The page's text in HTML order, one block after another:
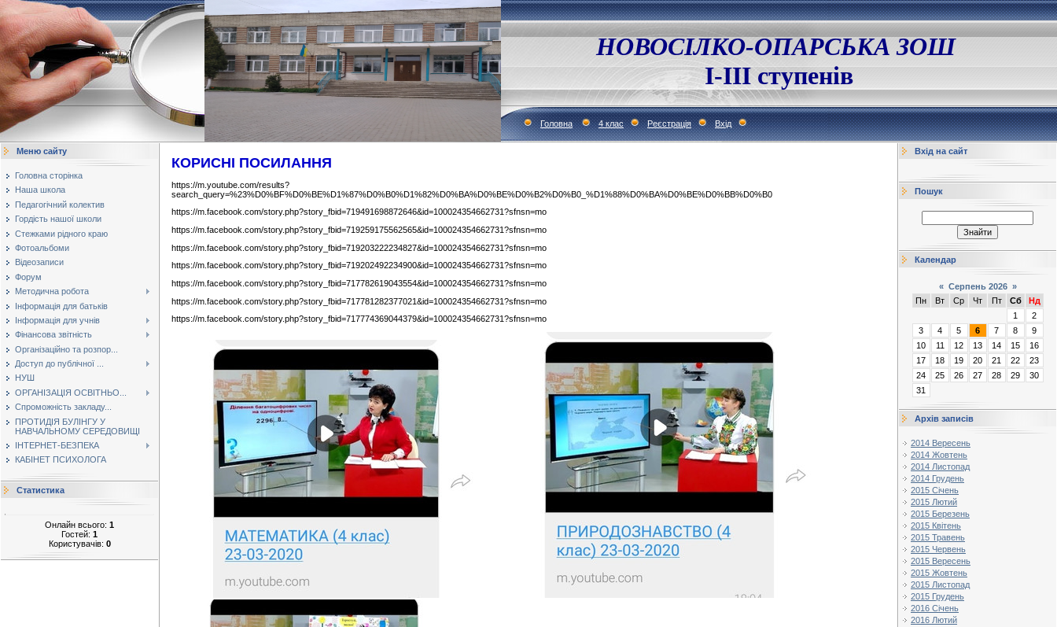
НОВОСІЛКО-ОПАРСЬКА ЗОШ
І-ІІІ ступенів
Головна 4 клас Реєстрація Вхід
Меню сайту
Головна сторінка
Наша школа
Педагогічний колектив
Гордість нашої школи
Стежками рідного краю
Фотоальбоми
Відеозаписи
Форум
Методична робота
Інформація для батьків
Інформація для учнів
Фінансова звітність
Організаційно та розпор...
Доступ до публічної ...
НУШ
ОРГАНІЗАЦІЯ ОСВІТНЬО...
Спроможність закладу...
ПРОТИДІЯ БУЛІНГУ У
НАВЧАЛЬНОМУ СЕРЕДОВИЩІ
ІНТЕРНЕТ-БЕЗПЕКА
КАБІНЕТ ПСИХОЛОГА
Статистика
Онлайн всього: 1
Гостей: 1
Користувачів: 0
​​​​​​КОРИСНІ ПОСИЛАННЯ
https://m.youtube.com/results?
search_query=%23%D0%BF%D0%BE%D1%87%D0%B0%D1%82%D0%BA%D0%BE%D0%B2%D0%B0_%D1%88%D0%BA%D0%BE%D0%BB%D0%B0
https://m.facebook.com/story.php?story_fbid=719491698872646&id=100024354662731?sfnsn=mo
https://m.facebook.com/story.php?story_fbid=719259175562565&id=100024354662731?sfnsn=mo
https://m.facebook.com/story.php?story_fbid=719203222234827&id=100024354662731?sfnsn=mo
https://m.facebook.com/story.php?story_fbid=719202492234900&id=100024354662731?sfnsn=mo
https://m.facebook.com/story.php?story_fbid=717782619043554&id=100024354662731?sfnsn=mo
https://m.facebook.com/story.php?story_fbid=717781282377021&id=100024354662731?sfnsn=mo
https://m.facebook.com/story.php?story_fbid=717774369044379&id=100024354662731?sfnsn=mo
Вхід на сайт
Пошук
Календар
« Серпень 2026 »
Пн
Вт Ср Чт Пт Сб
Нд
1
2
3
4 5 6 7 8
9
10
11 12 13 14 15
16
17
18 19 20 21 22
23
24
25 26 27 28 29
30
31
Архів записів
2014 Вересень
2014 Жовтень
2014 Листопад
2014 Грудень
2015 Січень
2015 Лютий
2015 Березень
2015 Квітень
2015 Травень
2015 Червень
2015 Вересень
2015 Жовтень
2015 Листопад
2015 Грудень
2016 Січень
2016 Лютий